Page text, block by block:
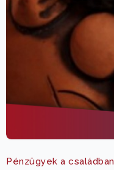
Pénzügyek a családban